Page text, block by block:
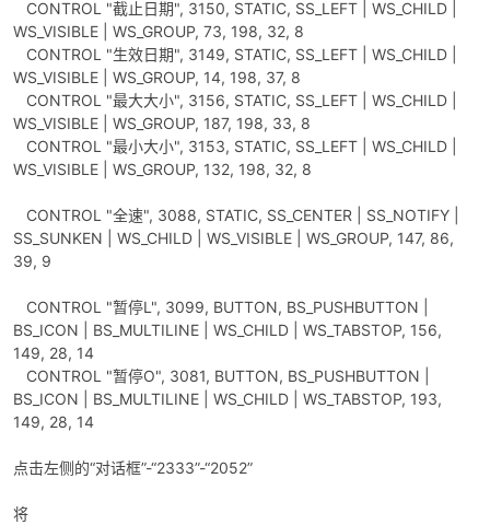
CONTROL "截止日期", 3150, STATIC, SS_LEFT | WS_CHILD |
WS_VISIBLE | WS_GROUP, 73, 198, 32, 8
CONTROL "生效日期", 3149, STATIC, SS_LEFT | WS_CHILD |
WS_VISIBLE | WS_GROUP, 14, 198, 37, 8
CONTROL "最大大小", 3156, STATIC, SS_LEFT | WS_CHILD |
WS_VISIBLE | WS_GROUP, 187, 198, 33, 8
CONTROL "最小大小", 3153, STATIC, SS_LEFT | WS_CHILD |
WS_VISIBLE | WS_GROUP, 132, 198, 32, 8
CONTROL "全速", 3088, STATIC, SS_CENTER | SS_NOTIFY |
SS_SUNKEN | WS_CHILD | WS_VISIBLE | WS_GROUP, 147, 86,
39, 9
CONTROL "暂停L", 3099, BUTTON, BS_PUSHBUTTON |
BS_ICON | BS_MULTILINE | WS_CHILD | WS_TABSTOP, 156,
149, 28, 14
CONTROL "暂停O", 3081, BUTTON, BS_PUSHBUTTON |
BS_ICON | BS_MULTILINE | WS_CHILD | WS_TABSTOP, 193,
149, 28, 14
点击左侧的“对话框”-“2333”-“2052”
将